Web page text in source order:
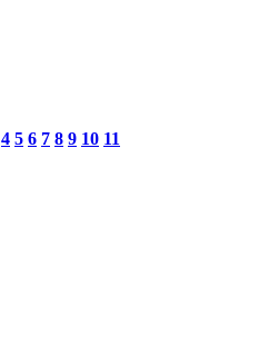
4 5 6 7 8 9 10 11